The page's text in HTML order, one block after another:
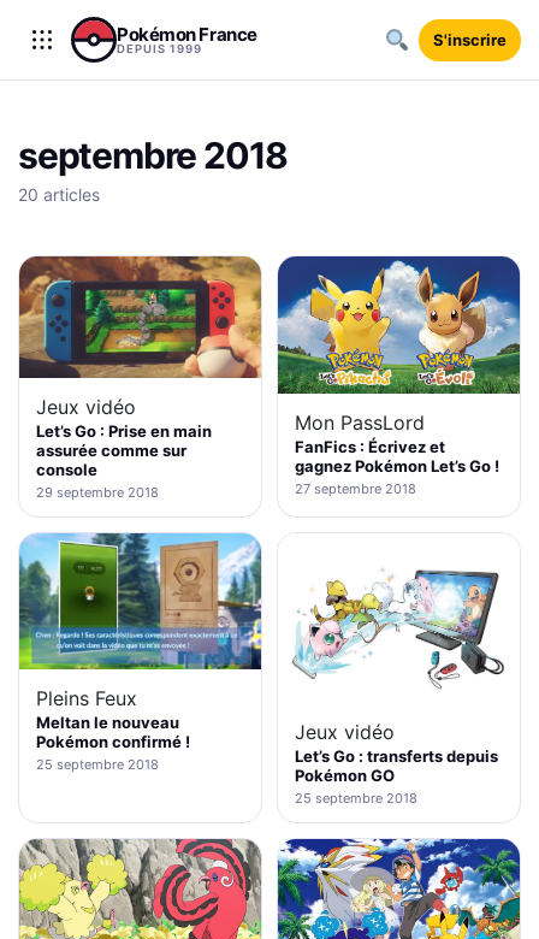
Aller au contenu
Pokémon France
DEPUIS 1999 S'inscrire
septembre 2018
20 articles
Jeux vidéo
Let’s Go : Prise en main
assurée comme sur
console
29 septembre 2018
Mon PassLord
FanFics : Écrivez et
gagnez Pokémon Let’s Go !
27 septembre 2018
Pleins Feux
Meltan le nouveau
Pokémon confirmé !
25 septembre 2018
Jeux vidéo
Let’s Go : transferts depuis
Pokémon GO
25 septembre 2018